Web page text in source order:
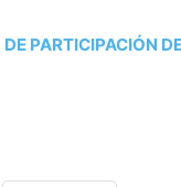
PARTICIPACIÓN